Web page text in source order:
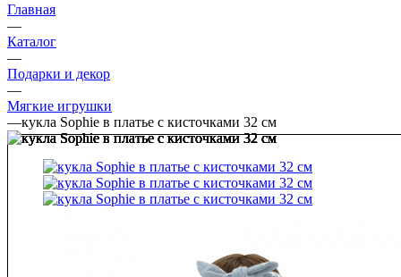
Главная
—
Каталог
—
Подарки и декор
—
Мягкие игрушки
—кукла Sophie в платье с кисточками 32 см